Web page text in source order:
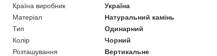
Країна виробник
Україна
Матеріал
Натуральний камінь
Тип
Одинарний
Колір
Чорний
Розташування
Вертикальне